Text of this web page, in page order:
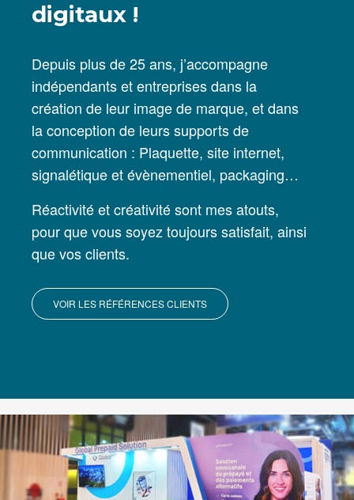
digitaux !
Depuis plus de 25 ans, j’accompagne
indépendants et entreprises dans la
création de leur image de marque, et dans
la conception de leurs supports de
communication : Plaquette, site internet,
signalétique et évènementiel, packaging…
Réactivité et créativité sont mes atouts,
pour que vous soyez toujours satisfait, ainsi
que vos clients.
VOIR LES RÉFÉRENCES CLIENTS